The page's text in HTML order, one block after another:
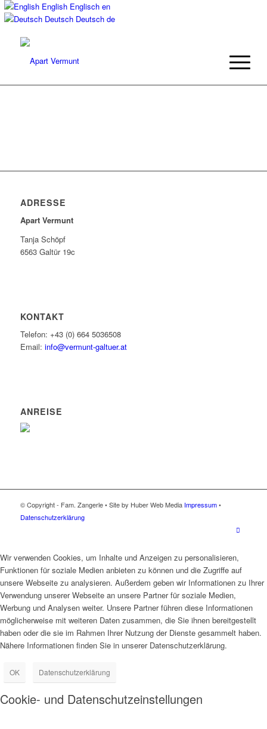
English Englisch en
Deutsch Deutsch de
ADRESSE
Apart Vermunt
Tanja Schöpf
6563 Galtür 19c
KONTAKT
Telefon: +43 (0) 664 5036508
Email: info@vermunt-galtuer.at
ANREISE
© Copyright - Fam. Zangerle • Site by Huber Web Media Impressum•
Datenschutzerklärung
Wir verwenden Cookies, um Inhalte und Anzeigen zu personalisieren,
Funktionen für soziale Medien anbieten zu können und die Zugriffe auf
unsere Webseite zu analysieren. Außerdem geben wir Informationen zu Ihrer
Verwendung unserer Webseite an unsere Partner für soziale Medien,
Werbung und Analysen weiter. Unsere Partner führen diese Informationen
möglicherweise mit weiteren Daten zusammen, die Sie ihnen bereitgestellt
haben oder die sie im Rahmen Ihrer Nutzung der Dienste gesammelt haben.
Nähere Informationen finden Sie in unserer Datenschutzerklärung.
OK Datenschutzerklärung
Cookie- und Datenschutzeinstellungen